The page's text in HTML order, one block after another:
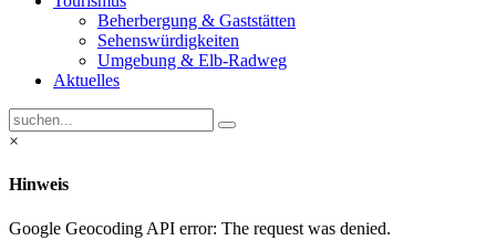
Beherbergung & Gaststätten
Sehenswürdigkeiten
Umgebung & Elb-Radweg
Aktuelles
×
Hinweis
Google Geocoding API error: The request was denied.